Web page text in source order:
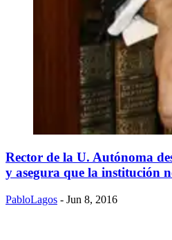
Rector de la U. Autónoma
y asegura que la institución
PabloLagos - Jun 8, 2016